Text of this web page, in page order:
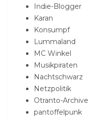
Indie-Blogger
Karan
Konsumpf
Lummaland
MC Winkel
Musikpiraten
Nachtschwarz
Netzpolitik
Otranto-Archive
pantoffelpunk